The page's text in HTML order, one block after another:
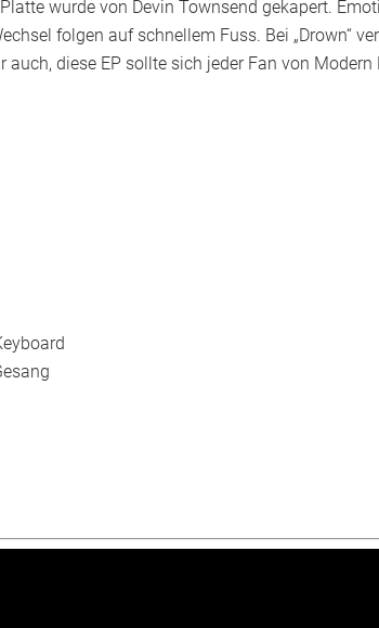
wurde von Devin Townsend gekapert.
folgen auf schnellem Fuss. Bei „Drown“
auch, diese EP sollte sich jeder Fan von Modern